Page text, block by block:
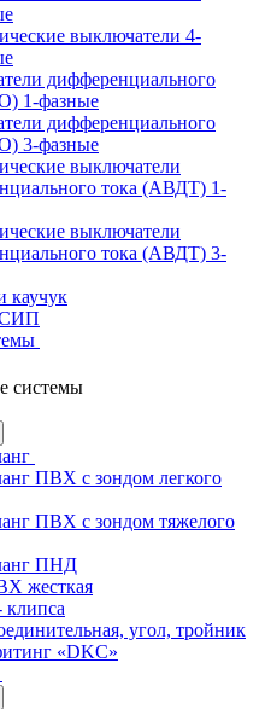
выключатели 4-
дифференциального
1-фазные
дифференциального
3-фазные
выключатели
тока (АВДТ) 1-
выключатели
тока (АВДТ) 3-
каучук
СИП
системы
ПВХ с зондом легкого
ПВХ с зондом тяжелого
ПНД
жесткая
угол, тройник
«DKC»